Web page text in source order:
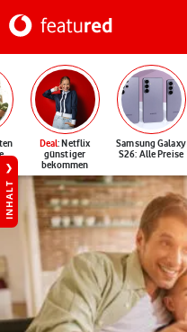
Deal: Netflix
günstiger
bekommen
Samsung Galaxy
S26: Alle Preise
INHALT